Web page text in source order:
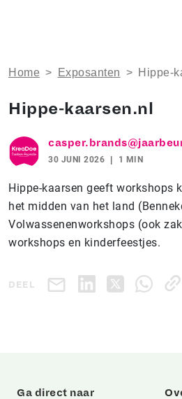
Home > Exposanten > Hippe-
Hippe-kaarsen.nl
30 JUNI 2026 1 MIN
Hippe-kaarsen geeft workshops
het midden van het land
Volwassenenworkshops (ook
workshops en kinderfeestjes.
DEEL
Ga direct naar